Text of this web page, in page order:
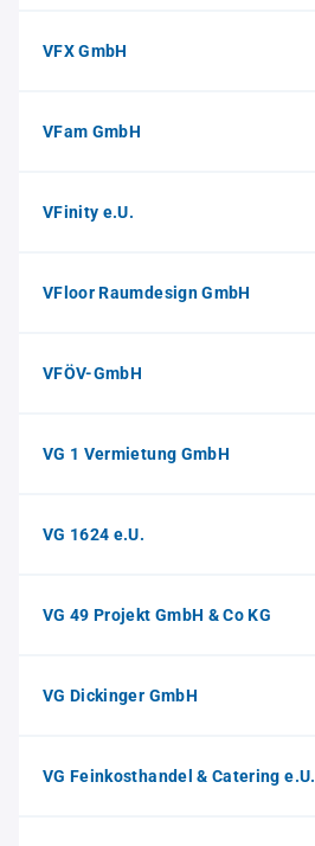
VFX GmbH
VFam GmbH
VFinity e.U.
VFloor Raumdesign GmbH
VFÖV-GmbH
VG 1 Vermietung GmbH
VG 1624 e.U.
VG 49 Projekt GmbH & Co KG
VG Dickinger GmbH
VG Feinkosthandel & Catering e.U.